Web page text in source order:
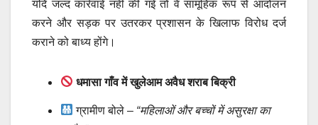
यदि जल्द कार्रवाई नहीं की गई तो वे सामूहिक रूप से आंदोलन
करने और सड़क पर उतरकर प्रशासन के खिलाफ विरोध दर्ज
कराने को बाध्य होंगे।
धमासा गाँव में खुलेआम अवैध शराब बिक्री
ग्रामीण बोले – “महिलाओं और बच्चों में असुरक्षा का